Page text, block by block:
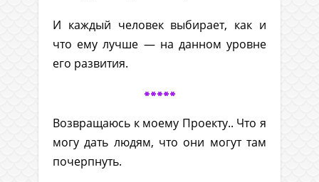
И каждый человек выбирает, как и
что ему лучше — на данном уровне
его развития.
*****
Возвращаюсь к моему Проекту.. Что я
могу дать людям, что они могут там
почерпнуть.